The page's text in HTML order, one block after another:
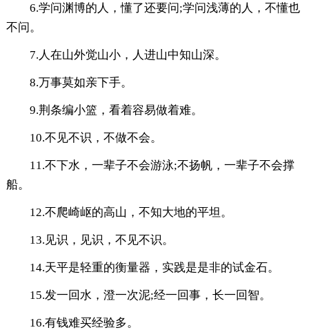
6.学问渊博的人，懂了还要问;学问浅薄的人，不懂也
不问。
7.人在山外觉山小，人进山中知山深。
8.万事莫如亲下手。
9.荆条编小篮，看着容易做着难。
10.不见不识，不做不会。
11.不下水，一辈子不会游泳;不扬帆，一辈子不会撑
船。
12.不爬崎岖的高山，不知大地的平坦。
13.见识，见识，不见不识。
14.天平是轻重的衡量器，实践是是非的试金石。
15.发一回水，澄一次泥;经一回事，长一回智。
16.有钱难买经验多。